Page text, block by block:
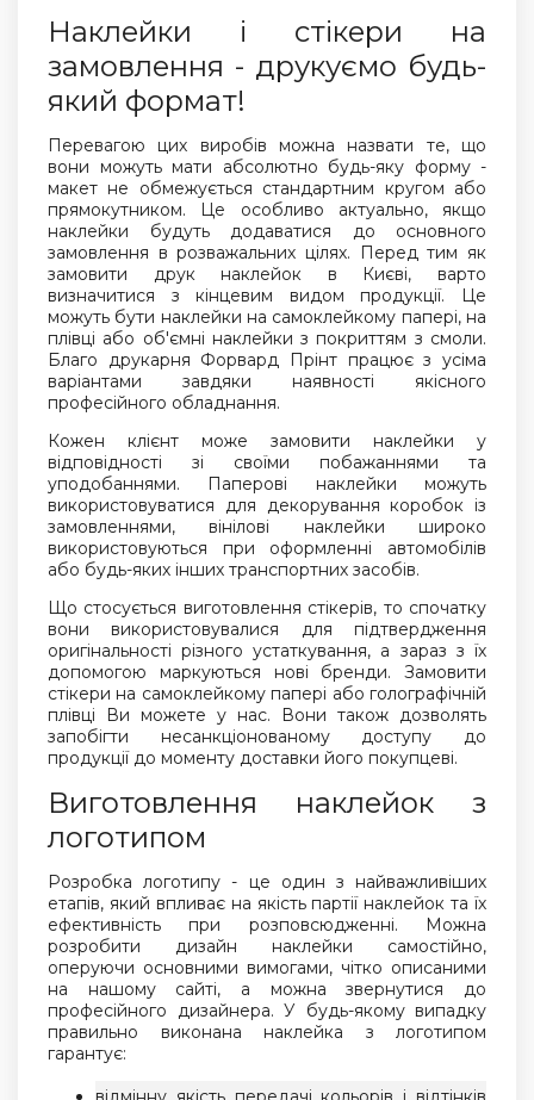
Наклейки і стікери на
замовлення - друкуємо будь-
який формат!
Перевагою цих виробів можна назвати те, що
вони можуть мати абсолютно будь-яку форму -
макет не обмежується стандартним кругом або
прямокутником. Це особливо актуально, якщо
наклейки будуть додаватися до основного
замовлення в розважальних цілях. Перед тим як
замовити друк наклейок в Києві, варто
визначитися з кінцевим видом продукції. Це
можуть бути наклейки на самоклейкому папері, на
плівці або об'ємні наклейки з покриттям з смоли.
Благо друкарня Форвард Прінт працює з усіма
варіантами завдяки наявності якісного
професійного обладнання.
Кожен клієнт може замовити наклейки у
відповідності зі своїми побажаннями та
уподобаннями. Паперові наклейки можуть
використовуватися для декорування коробок із
замовленнями, вінілові наклейки широко
використовуються при оформленні автомобілів
або будь-яких інших транспортних засобів.
Що стосується виготовлення стікерів, то спочатку
вони використовувалися для підтвердження
оригінальності різного устаткування, а зараз з їх
допомогою маркуються нові бренди. Замовити
стікери на самоклейкому папері або голографічній
плівці Ви можете у нас. Вони також дозволять
запобігти несанкціонованому доступу до
продукції до моменту доставки його покупцеві.
Виготовлення наклейок з
логотипом
Розробка логотипу - це один з найважливіших
етапів, який впливає на якість партії наклейок та їх
ефективність при розповсюдженні. Можна
розробити дизайн наклейки самостійно,
оперуючи основними вимогами, чітко описаними
на нашому сайті, а можна звернутися до
професійного дизайнера. У будь-якому випадку
правильно виконана наклейка з логотипом
гарантує: